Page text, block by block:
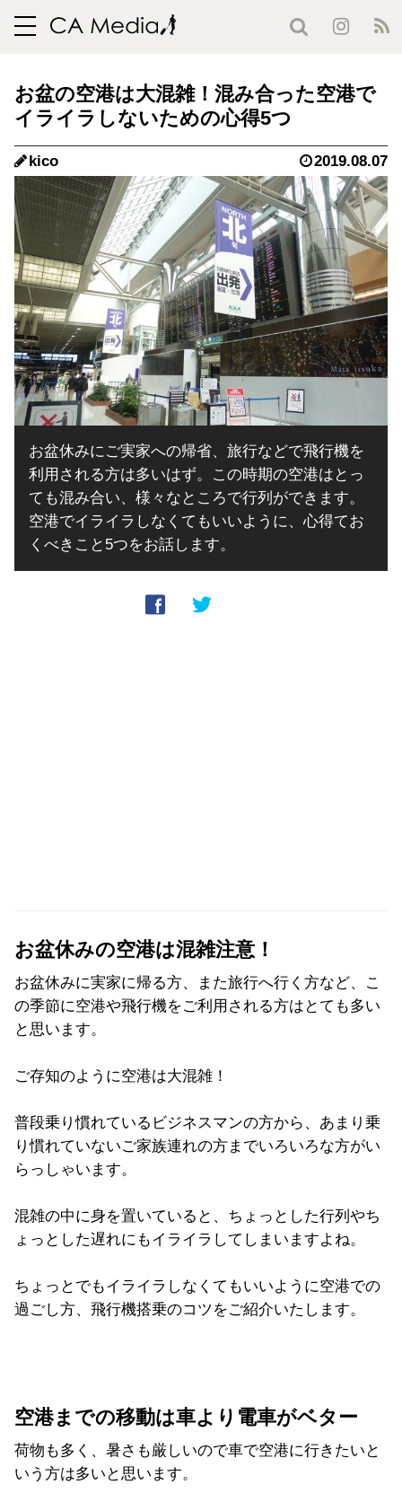
toggle
お盆の空港は大混雑！混み合った空港で
イライラしないための心得5つ
kico 2019.08.07
お盆休みにご実家への帰省、旅行などで飛行機を
利用される方は多いはず。この時期の空港はとっ
ても混み合い、様々なところで行列ができます。
空港でイライラしなくてもいいように、心得てお
くべきこと5つをお話します。
お盆休みの空港は混雑注意！
お盆休みに実家に帰る方、また旅行へ行く方など、こ
の季節に空港や飛行機をご利用される方はとても多い
と思います。
ご存知のように空港は大混雑！
普段乗り慣れているビジネスマンの方から、あまり乗
り慣れていないご家族連れの方までいろいろな方がい
らっしゃいます。
混雑の中に身を置いていると、ちょっとした行列やち
ょっとした遅れにもイライラしてしまいますよね。
ちょっとでもイライラしなくてもいいように空港での
過ごし方、飛行機搭乗のコツをご紹介いたします。
空港までの移動は車より電車がベター
荷物も多く、暑さも厳しいので車で空港に行きたいと
いう方は多いと思います。